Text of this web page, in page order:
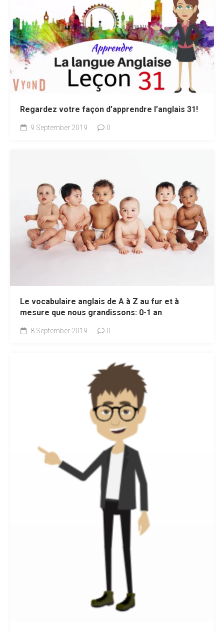
Regardez votre façon d’apprendre l’anglais 31!
9 September 2019 0
Le vocabulaire anglais de A à Z au fur et à
mesure que nous grandissons: 0-1 an
8 September 2019 0